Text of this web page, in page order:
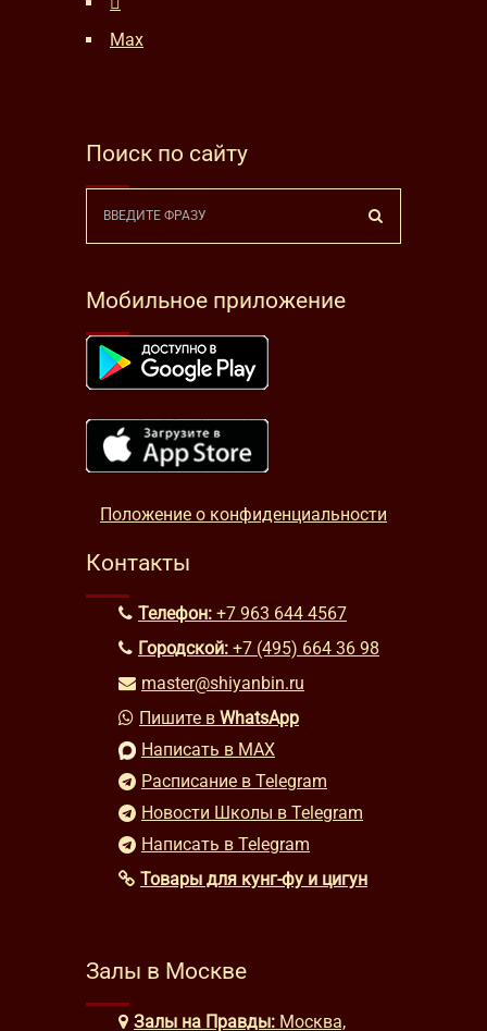
Max
Поиск по сайту
Мобильное приложение
Положение о конфиденциальности
Контакты
Телефон: +7 963 644 4567
Городской: +7 (495) 664 36 98
master@shiyanbin.ru
Пишите в WhatsApp
Написать в MAX
Расписание в Telegram
Новости Школы в Telegram
Написать в Telegram
Товары для кунг-фу и цигун
Залы в Москве
Залы на Правды: Москва,